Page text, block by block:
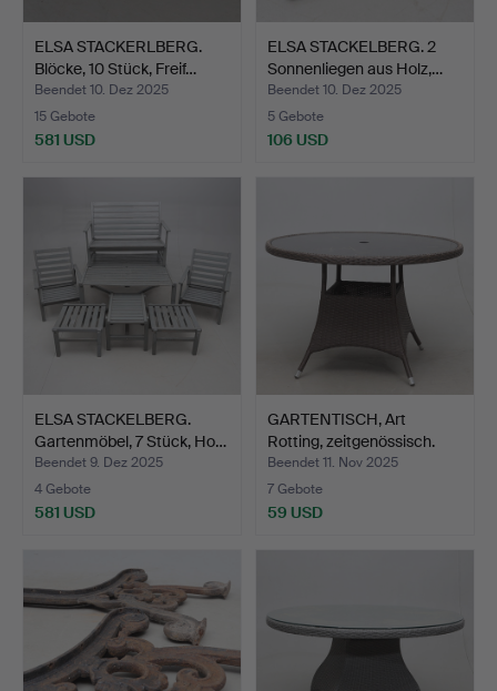
ELSA STACKERLBERG.
Blöcke, 10 Stück, Freif…
Beendet 10. Dez 2025
15 Gebote
581 USD
ELSA STACKELBERG. 2
Sonnenliegen aus Holz,…
Beendet 10. Dez 2025
5 Gebote
106 USD
ELSA STACKELBERG.
Gartenmöbel, 7 Stück, Ho…
Beendet 9. Dez 2025
4 Gebote
581 USD
GARTENTISCH, Art
Rotting, zeitgenössisch.
Beendet 11. Nov 2025
7 Gebote
59 USD